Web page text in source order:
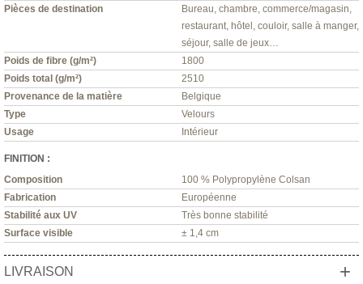
Pièces de destination
Bureau, chambre, commerce/magasin,
restaurant, hôtel, couloir, salle à manger,
séjour, salle de jeux…
Poids de fibre (g/m²)
1800
Poids total (g/m²)
2510
Provenance de la matière
Belgique
Type
Velours
Usage
Intérieur
FINITION :
Composition
100 % Polypropylène Colsan
Fabrication
Européenne
Stabilité aux UV
Très bonne stabilité
Surface visible
± 1,4 cm
LIVRAISON +